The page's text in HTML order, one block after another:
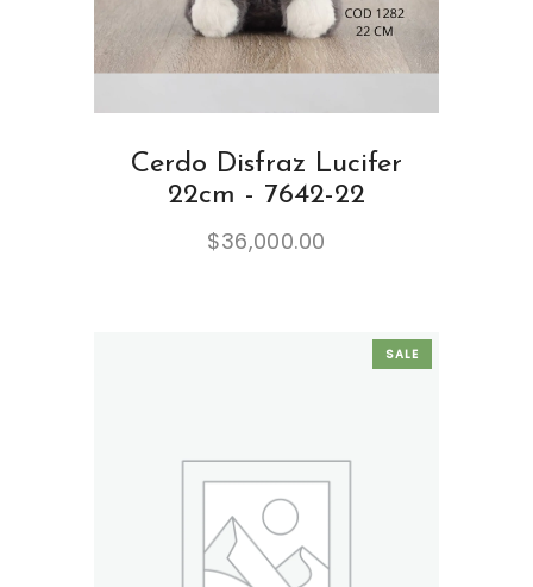
Cerdo Disfraz Lucifer
22cm - 7642-22
$36,000.00
SALE